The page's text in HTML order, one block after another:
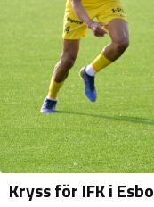
Kryss för IFK i Esbo